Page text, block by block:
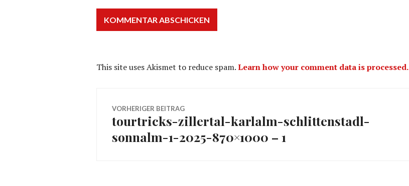
This site uses Akismet to reduce spam.Learn how your comment data is processed.
Beitragsnavigation
VORHERIGER BEITRAG
Vorheriger
Beitrag:
tourtricks-zillertal-karlalm-schlittenstadl-
sonnalm-1-2025-870×1000 – 1